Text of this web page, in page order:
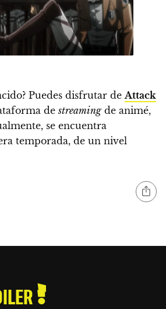
Puedes disfrutar de Attack
destreamingde animé,
se encuentra
temporada, de un nivel